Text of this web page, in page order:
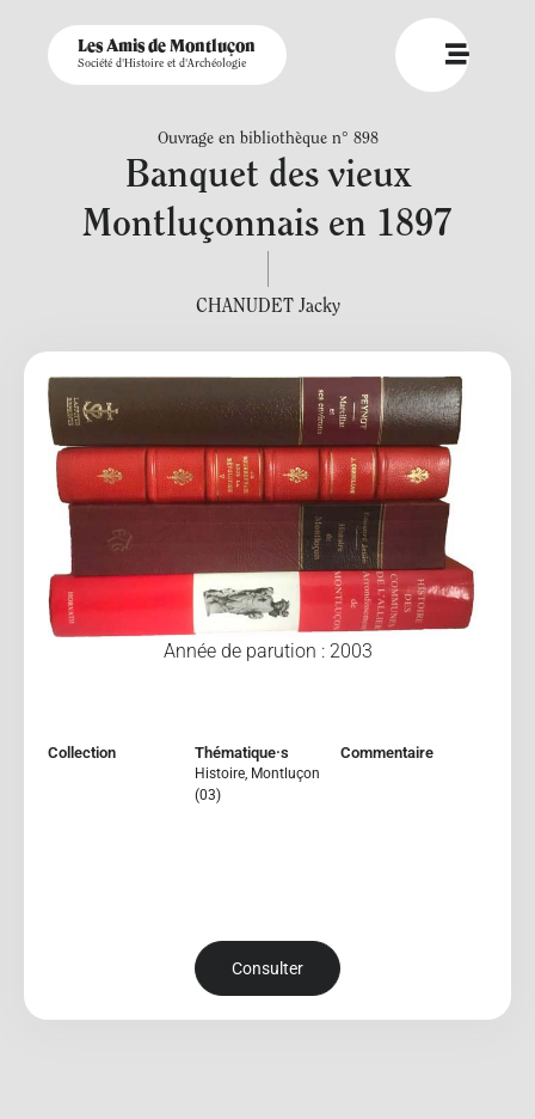
Les Amis de Montluçon
Société d'Histoire et d'Archéologie
Ouvrage en bibliothèque n° 898
Banquet des vieux
Montluçonnais en 1897
CHANUDET Jacky
Année de parution : 2003
Collection Thématique·s
Histoire, Montluçon
(03)
Commentaire
Consulter